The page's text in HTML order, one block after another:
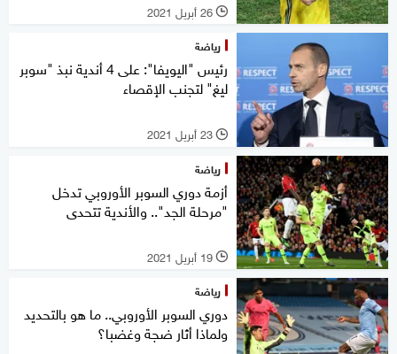
l 26 أبريل 2021
رياضة
رئيس "اليويفا": على 4 أندية نبذ "سوبر
ليغ" لتجنب الإقصاء
l 23 أبريل 2021
رياضة
أزمة دوري السوبر الأوروبي تدخل
"مرحلة الجد".. والأندية تتحدى
l 19 أبريل 2021
رياضة
دوري السوبر الأوروبي.. ما هو بالتحديد
ولماذا أثار ضجة وغضبا؟